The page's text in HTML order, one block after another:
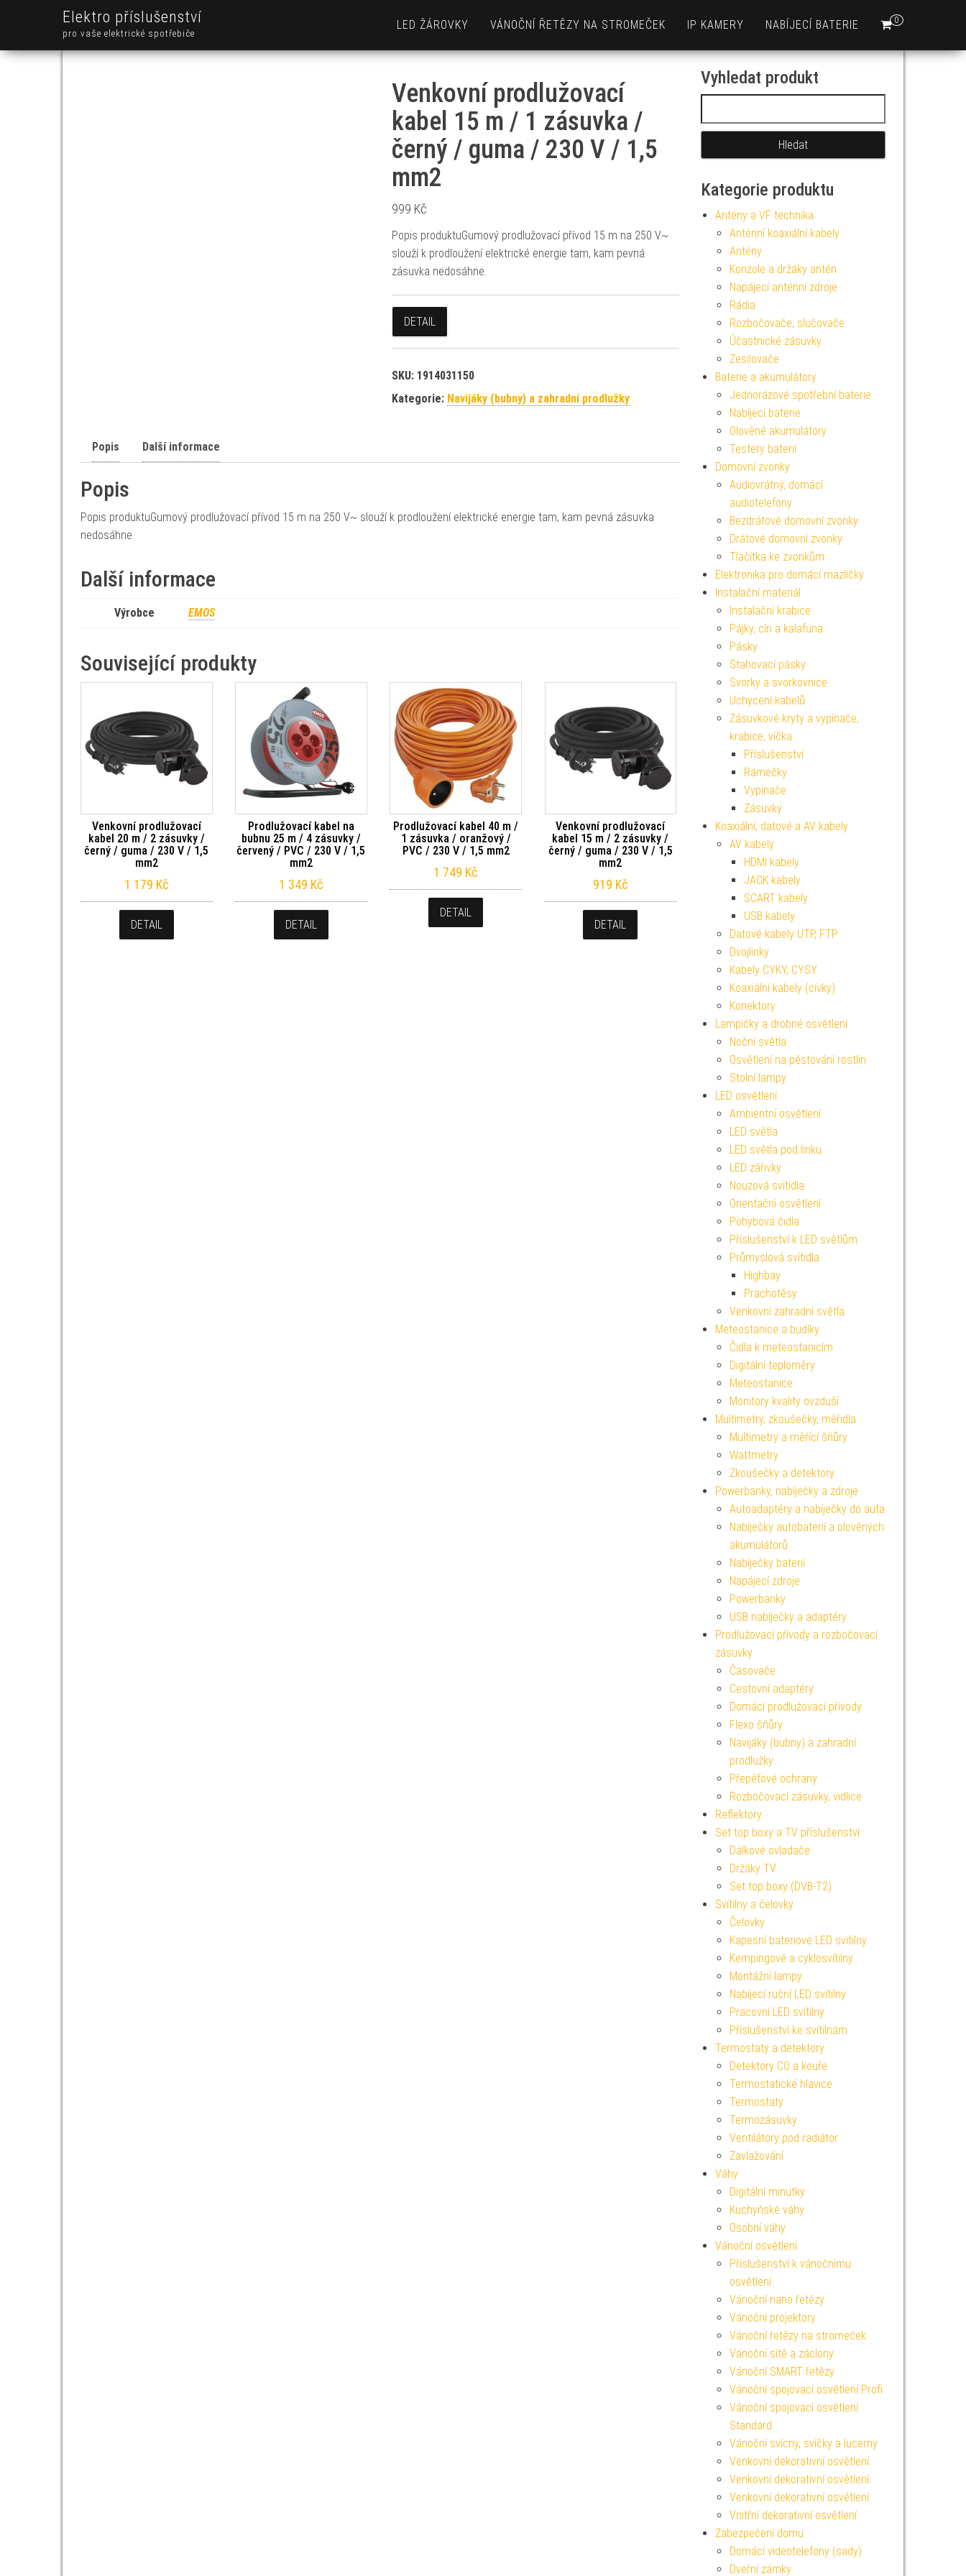
Elektro příslušenství
pro vaše elektrické spotřebiče
0
LED ŽÁROVKY VÁNOČNÍ ŘETĚZY NA STROMEČEK IP KAMERY NABÍJECÍ BATERIE
Venkovní prodlužovací
kabel 15 m / 1 zásuvka /
černý / guma / 230 V / 1,5
mm2
999 Kč
Popis produktuGumový prodlužovací přívod 15 m na 250 V~
slouží k prodloužení elektrické energie tam, kam pevná
zásuvka nedosáhne.
DETAIL
SKU: 1914031150
Kategorie: Navijáky (bubny) a zahradní prodlužky
Popis Další informace
Popis
Popis produktuGumový prodlužovací přívod 15 m na 250 V~ slouží k prodloužení elektrické energie tam, kam pevná zásuvka
nedosáhne.
Další informace
Výrobce EMOS
Související produkty
Venkovní prodlužovací
kabel 20 m / 2 zásuvky /
černý / guma / 230 V / 1,5
mm2
1 179 Kč
DETAIL
Prodlužovací kabel na
bubnu 25 m / 4 zásuvky /
červený / PVC / 230 V / 1,5
mm2
1 349 Kč
DETAIL
Prodlužovací kabel 40 m /
1 zásuvka / oranžový /
PVC / 230 V / 1,5 mm2
1 749 Kč
DETAIL
Venkovní prodlužovací
kabel 15 m / 2 zásuvky /
černý / guma / 230 V / 1,5
mm2
919 Kč
DETAIL
Vyhledat produkt
Kategorie produktu
Antény a VF technika
Anténní koaxiální kabely
Antény
Konzole a držáky antén
Napájecí anténní zdroje
Rádia
Rozbočovače, slučovače
Účastnické zásuvky
Zesilovače
Baterie a akumulátory
Jednorázové spotřební baterie
Nabíjecí baterie
Olověné akumulátory
Testery baterií
Domovní zvonky
Audiovrátný, domácí
audiotelefony
Bezdrátové domovní zvonky
Drátové domovní zvonky
Tlačítka ke zvonkům
Elektronika pro domácí mazlíčky
Instalační materiál
Instalační krabice
Pájky, cín a kalafuna
Pásky
Stahovací pásky
Svorky a svorkovnice
Uchycení kabelů
Zásuvkové kryty a vypínače,
krabice, víčka
Příslušenství
Rámečky
Vypínače
Zásuvky
Koaxiální, datové a AV kabely
AV kabely
HDMI kabely
JACK kabely
SCART kabely
USB kabely
Datové kabely UTP, FTP
Dvojlinky
Kabely CYKY, CYSY
Koaxiální kabely (cívky)
Konektory
Lampičky a drobné osvětlení
Noční světla
Osvětlení na pěstování rostlin
Stolní lampy
LED osvětlení
Ambientní osvětlení
LED světla
LED světla pod linku
LED zářivky
Nouzová svítidla
Orientační osvětlení
Pohybová čidla
Příslušenství k LED světlům
Průmyslová svítidla
Highbay
Prachotěsy
Venkovní zahradní světla
Meteostanice a budíky
Čidla k meteostanicím
Digitální teploměry
Meteostanice
Monitory kvality ovzduší
Multimetry, zkoušečky, měřidla
Multimetry a měřící šňůry
Wattmetry
Zkoušečky a detektory
Powerbanky, nabíječky a zdroje
Autoadaptéry a nabíječky do auta
Nabíječky autobaterií a olověných
akumulátorů
Nabíječky baterií
Napájecí zdroje
Powerbanky
USB nabíječky a adaptéry
Prodlužovací přívody a rozbočovací
zásuvky
Časovače
Cestovní adaptéry
Domácí prodlužovací přívody
Flexo šňůry
Navijáky (bubny) a zahradní
prodlužky
Přepěťové ochrany
Rozbočovací zásuvky, vidlice
Reflektory
Set top boxy a TV příslušenství
Dálkové ovladače
Držáky TV
Set top boxy (DVB-T2)
Svítilny a čelovky
Čelovky
Kapesní bateriové LED svítilny
Kempingové a cyklosvítilny
Montážní lampy
Nabíjecí ruční LED svítilny
Pracovní LED svítilny
Příslušenství ke svítilnám
Termostaty a detektory
Detektory CO a kouře
Termostatické hlavice
Termostaty
Termozásuvky
Ventilátory pod radiátor
Zavlažování
Váhy
Digitální minutky
Kuchyňské váhy
Osobní váhy
Vánoční osvětlení
Příslušenství k vánočnímu
osvětlení
Vánoční nano řetězy
Vánoční projektory
Vánoční řetězy na stromeček
Vánoční sítě a záclony
Vánoční SMART řetězy
Vánoční spojovací osvětlení Profi
Vánoční spojovací osvětlení
Standard
Vánoční svícny, svíčky a lucerny
Venkovní dekorativní osvětlení
Venkovní dekorativní osvětlení
Venkovní dekorativní osvětlení
Vnitřní dekorativní osvětlení
Zabezpečení domu
Domácí videotelefony (sady)
Dveřní zámky